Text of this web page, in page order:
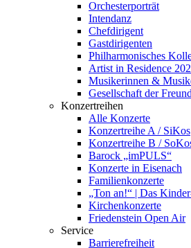
Orchesterporträt
Intendanz
Chefdirigent
Gastdirigenten
Philharmonisches
Artist in Residence
Musikerinnen &
Gesellschaft der
Konzertreihen
Alle Konzerte
Konzertreihe A / SiKos
Konzertreihe B /
Barock „imPULS“
Konzerte in Eisenach
Familienkonzerte
„Ton an!“ | Das
Kirchenkonzerte
Friedenstein Open Air
Service
Barrierefreiheit